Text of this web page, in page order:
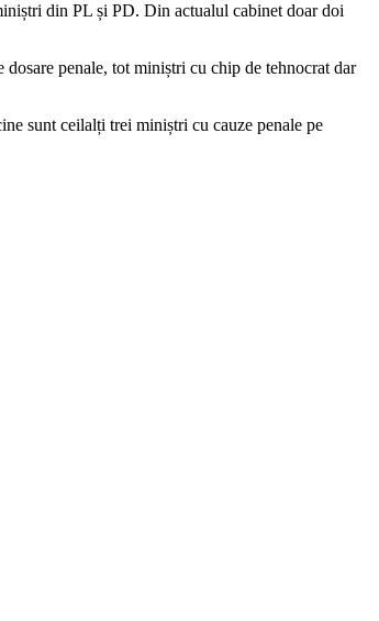
din PL și PD. Din actualul cabinet doar doi
penale, tot miniștri cu chip de tehnocrat dar
sunt ceilalți trei miniștri cu cauze penale pe